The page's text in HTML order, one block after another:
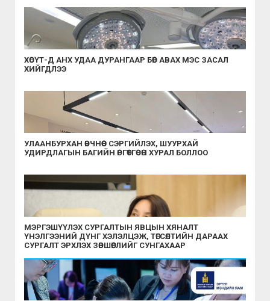
ХӨСҮТ-Д АНХ УДАА ДУРАНГААР БӨӨР АВАХ МЭС ЗАСАЛ
ХИЙГДЛЭЭ
УЛААНБУРХАН ӨВЧНӨӨС СЭРГИЙЛЭХ, ШУУРХАЙ
УДИРДЛАГЫН БАГИЙН ӨРГӨТГӨСӨН ХУРАЛ БОЛЛОО
МЭРГЭШҮҮЛЭХ СУРГАЛТЫН ЯВЦЫН ХЯНАЛТ
ҮНЭЛГЭЭНИЙ ДҮНГ ХЭЛЭЛЦЭЖ, ТӨГСӨЛТИЙН ДАРААХ
СУРГАЛТ ЭРХЛЭХ ЗӨВШӨӨРЛИЙГ СУНГАХААР